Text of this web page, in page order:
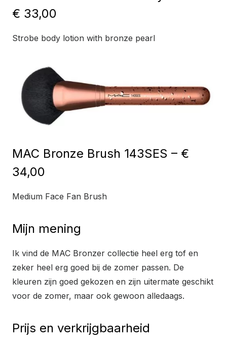
€ 33,00
Strobe body lotion with bronze pearl
MAC Bronze Brush 143SES – €
34,00
Medium Face Fan Brush
Mijn mening
Ik vind de MAC Bronzer collectie heel erg tof en
zeker heel erg goed bij de zomer passen. De
kleuren zijn goed gekozen en zijn uitermate geschikt
voor de zomer, maar ook gewoon alledaags.
Prijs en verkrijgbaarheid